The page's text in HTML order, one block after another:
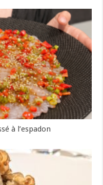
à l’espadon